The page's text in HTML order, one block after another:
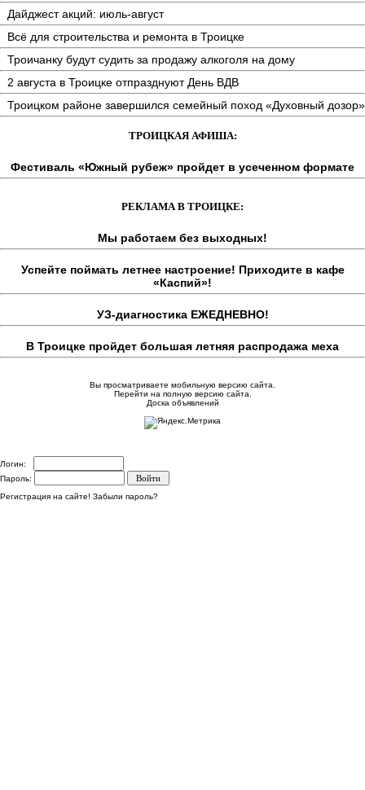
Дайджест акций: июль-август
Всё для строительства и ремонта в Троицке
Троичанку будут судить за продажу алкоголя на дому
2 августа в Троицке отпразднуют День ВДВ
Троицком районе завершился семейный поход «Духовный дозор»
ТРОИЦКАЯ АФИША:
Фестиваль «Южный рубеж» пройдет в усеченном формате
РЕКЛАМА В ТРОИЦКЕ:
Мы работаем без выходных!
Успейте поймать летнее настроение! Приходите в кафе
«Каспий»!
УЗ-диагностика ЕЖЕДНЕВНО!
В Троицке пройдет большая летняя распродажа меха
Вы просматриваете мобильную версию сайта.
Перейти на полную версию сайта.
Доска объявлений
Логин:
Пароль:
Регистрация на сайте! Забыли пароль?